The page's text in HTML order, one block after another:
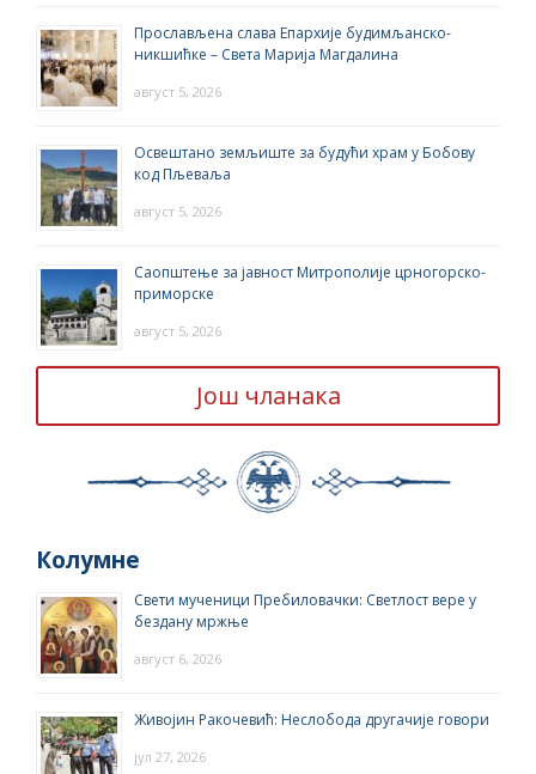
Прослављена слава Епархије будимљанско-
никшићке – Света Марија Магдалина
август 5, 2026
Освештано земљиште за будући храм у Бобову
код Пљеваља
август 5, 2026
Саопштење за јавност Митрополије црногорско-
приморске
август 5, 2026
Још чланака
Колумне
Свети мученици Пребиловачки: Светлост вере у
бездану мржње
август 6, 2026
Живојин Ракочевић: Неслобода другачије говори
јул 27, 2026